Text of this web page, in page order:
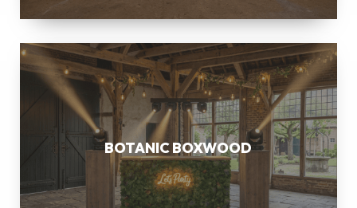
BOTANIC BOXWOOD
BOTANIC
BOXWOOD